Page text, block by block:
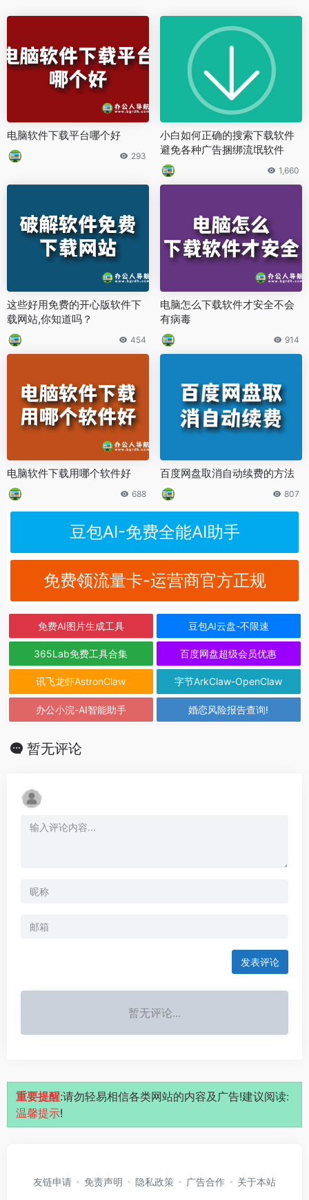
电脑软件下载平台哪个好
293
小白如何正确的搜索下载软件
避免各种广告捆绑流氓软件
1,660
这些好用免费的开心版软件下
载网站,你知道吗？
454
电脑怎么下载软件才安全不会
有病毒
914
电脑软件下载用哪个软件好
688
百度网盘取消自动续费的方法
807
豆包AI-免费全能AI助手
免费领流量卡-运营商官方正规
免费AI图片生成工具 豆包AI云盘-不限速
365Lab免费工具合集 百度网盘超级会员优惠
讯飞龙虾AstronClaw 字节ArkClaw-OpenClaw
办公小浣-AI智能助手 婚恋风险报告查询!
暂无评论
发表评论
暂无评论...
重要提醒:请勿轻易相信各类网站的内容及广告!建议阅读:
温馨提示!
友链申请 免责声明 隐私政策 广告合作 关于本站